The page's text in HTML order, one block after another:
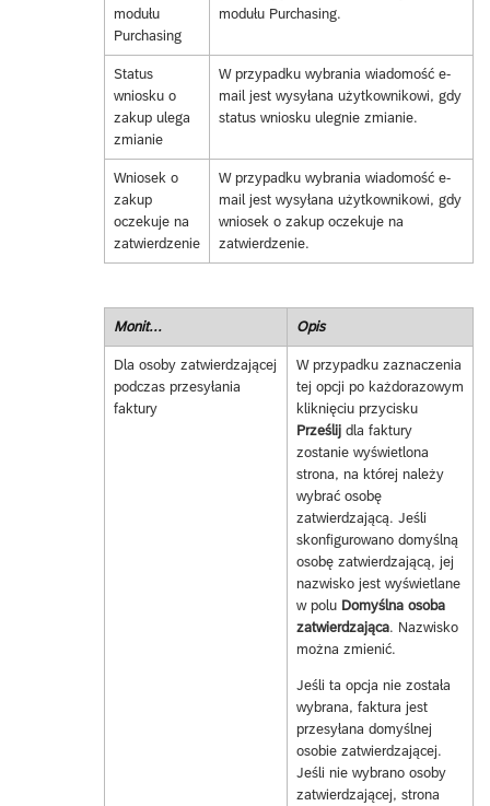
modułu
Purchasing
modułu Purchasing.
Status
wniosku o
zakup ulega
zmianie
W przypadku wybrania wiadomość e-
mail jest wysyłana użytkownikowi, gdy
status wniosku ulegnie zmianie.
Wniosek o
zakup
oczekuje na
zatwierdzenie
W przypadku wybrania wiadomość e-
mail jest wysyłana użytkownikowi, gdy
wniosek o zakup oczekuje na
zatwierdzenie.
Monit... Opis
Dla osoby zatwierdzającej
podczas przesyłania
faktury
W przypadku zaznaczenia
tej opcji po każdorazowym
kliknięciu przycisku
Prześlijdla faktury
zostanie wyświetlona
strona, na której należy
wybrać osobę
zatwierdzającą. Jeśli
skonfigurowano domyślną
osobę zatwierdzającą, jej
nazwisko jest wyświetlane
w polu Domyślna osoba
zatwierdzająca. Nazwisko
można zmienić.
Jeśli ta opcja nie została
wybrana, faktura jest
przesyłana domyślnej
osobie zatwierdzającej.
Jeśli nie wybrano osoby
zatwierdzającej, strona